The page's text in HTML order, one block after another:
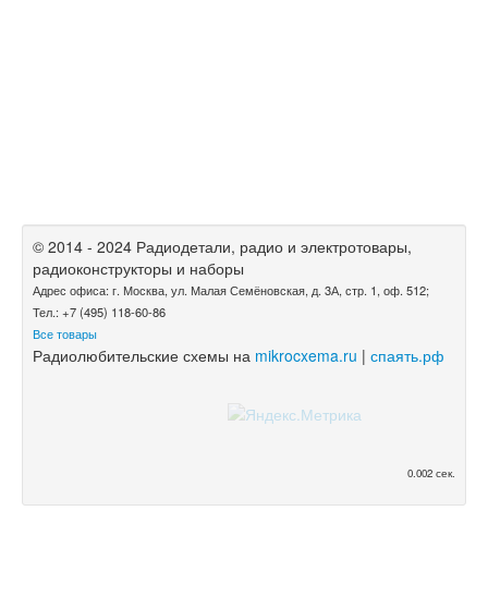
© 2014 - 2024 Радиодетали, радио и электротовары,
радиоконструкторы и наборы
Адрес офиса: г. Москва, ул. Малая Семёновская, д. 3А, стр. 1, оф. 512;
Тел.: +7 (495) 118-60-86
Все товары
Радиолюбительские схемы на mikrocxema.ru | спаять.рф
0.002 сек.